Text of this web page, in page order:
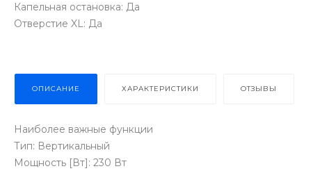
Капельная остановка: Да
Отверстие XL: Да
ОПИСАНИЕ ХАРАКТЕРИСТИКИ ОТЗЫВЫ
Наиболее важные функции
Тип: Вертикальный
Мощность [Вт]: 230 Вт